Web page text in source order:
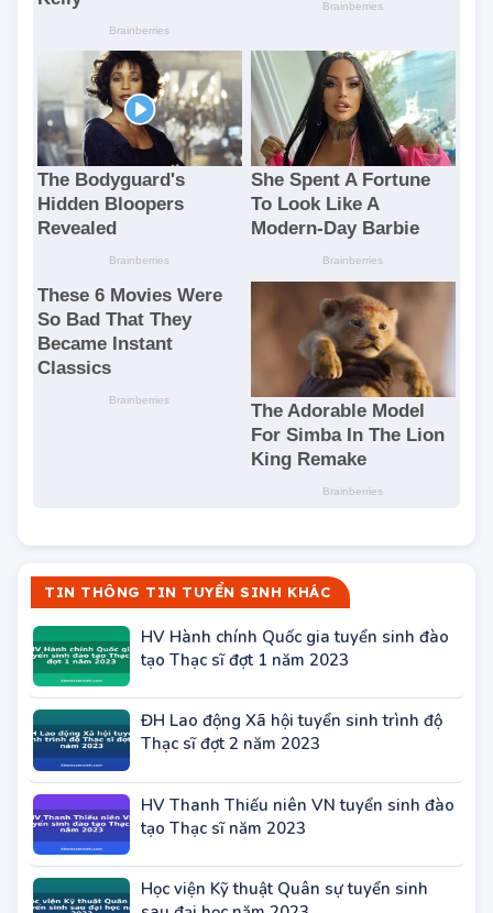
TIN THÔNG TIN TUYỂN SINH KHÁC
tạo Thạc sĩ đợt 1 năm 2023
Thạc sĩ đợt 2 năm 2023
tạo Thạc sĩ năm 2023